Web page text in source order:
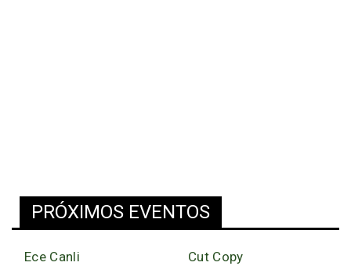
PRÓXIMOS EVENTOS
Ece Canli Cut Copy